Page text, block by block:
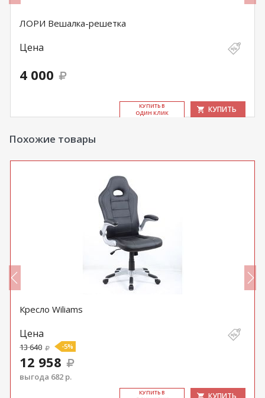
ЛОРИ Вешалка-решетка
Цена
4 000
КУ­ПИТЬ В
ОДИН КЛИК
КУПИТЬ
Похожие товары
Кресло Wiliams
Цена
13 640 -5%
12 958
выгода 682 р.
КУ­ПИТЬ В
КУПИТЬ